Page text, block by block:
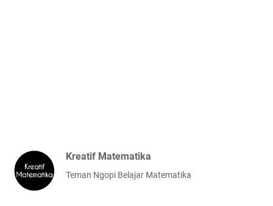
Kreatif Matematika
Teman Ngopi Belajar Matematika